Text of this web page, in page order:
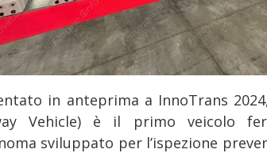
in anteprima a InnoTrans
Vehicle) è il primo veicolo
sviluppato per l’ispezione